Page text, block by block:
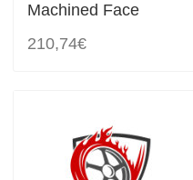
Machined Face
210,74€